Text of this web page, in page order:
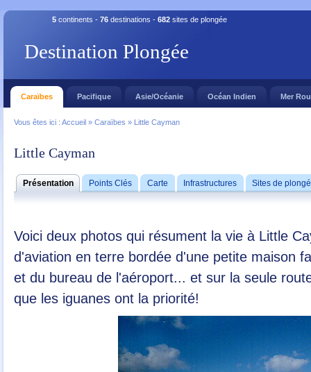
Destination Plongée
5 continents - 76 destinations - 682 sites de plongée
Caraïbes Pacifique Asie/Océanie Océan Indien Mer
Vous êtes ici : Accueil » Caraïbes » Little Cayman
Little Cayman
Présentation Points Clés Carte Infrastructures Sites de
Voici deux photos qui résument la vie à Little
d'aviation en terre bordée d'une petite maison
et du bureau de l'aéroport... et sur la seule
que les iguanes ont la priorité!